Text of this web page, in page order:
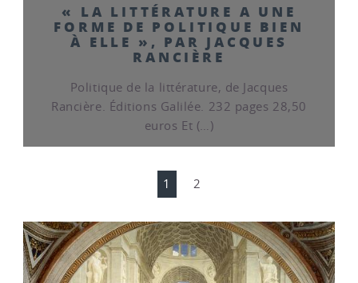
« LA LITTÉRATURE A UNE
FORME DE POLITIQUE BIEN
À ELLE », PAR JACQUES
RANCIÈRE
Politique de la littérature, de Jacques
Rancière. Éditions Galilée. 232 pages 28,50
euros Et (…)
1 2